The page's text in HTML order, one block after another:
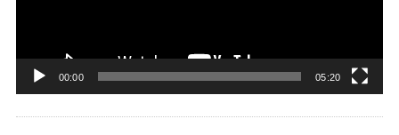
00:00 05:20